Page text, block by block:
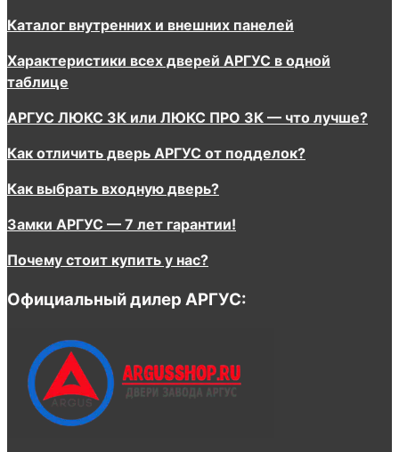
Каталог внутренних и внешних панелей
Характеристики всех дверей АРГУС в одной
таблице
АРГУС ЛЮКС 3К или ЛЮКС ПРО 3К — что лучше?
Как отличить дверь АРГУС от подделок?
Как выбрать входную дверь?
Замки АРГУС — 7 лет гарантии!
Почему стоит купить у нас?
Официальный дилер АРГУС: